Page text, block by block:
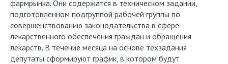
фармрынка. Они содержатся в техническом задании,
подготовленном подгруппой рабочей группы по
совершенствованию законодательства в сфере
лекарственного обеспечения граждан и обращения
лекарств. В течение месяца на основе техзадания
депутаты сформируют график, в котором будут